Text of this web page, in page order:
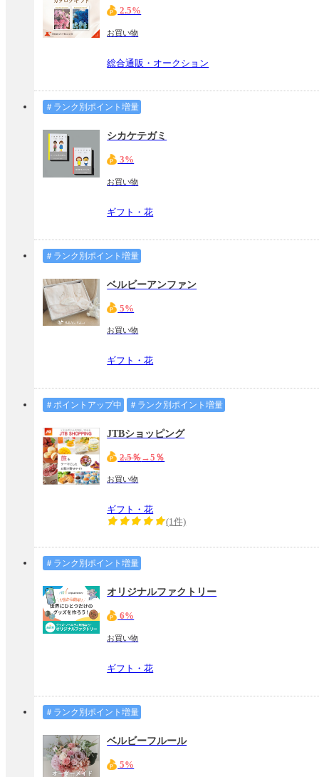
2.5%
お買い物
総合通販・オークション
＃ランク別ポイント増量
シカケテガミ
3%
お買い物
ギフト・花
＃ランク別ポイント増量
ベルビーアンファン
5%
お買い物
ギフト・花
＃ポイントアップ中 ＃ランク別ポイント増量
JTBショッピング
2.5％→5％
お買い物
ギフト・花
(1件)
＃ランク別ポイント増量
オリジナルファクトリー
6%
お買い物
ギフト・花
＃ランク別ポイント増量
ベルビーフルール
5%